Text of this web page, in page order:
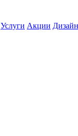
Услуги Акции